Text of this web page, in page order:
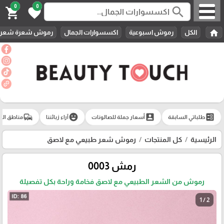
search
0
favorite
0
shopping_cart
home الكل رموش اسبوعية اكسسوارات الجمال رموش شعرة
ballotطلباتي السابقة account_box أسعار جملة للصالونات emoji_emotionsآراء زبائننا commuteمناطق
الرئيسية كل المنتجات رموش شعر طبيعي مع لاصق
رمش 0003
رموش من الشعر الطبيعي مع لاصق فخامة وراحة بكل تفصيلة
1 / 2